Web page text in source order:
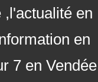
,l'actualité en
en
7 en Vendée